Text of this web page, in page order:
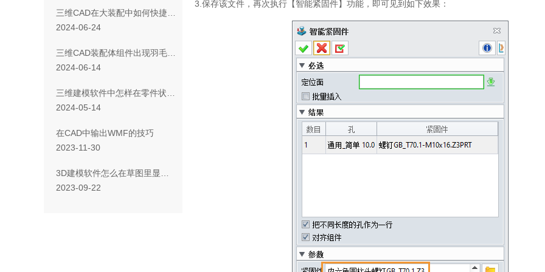
三维CAD在大装配中如何快捷编辑约束？
2024-06-24
三维CAD装配体组件出现羽毛图标并且无法选中对象
2024-06-14
三维建模软件中怎样在零件状态下筛选相同颜色的实体
2024-05-14
在CAD中输出WMF的技巧
2023-11-30
3D建模软件怎么在草图里显示重叠线
2023-09-22
3. 保存该文件，再次执行【智能紧固件】功能，即可见到如下效果：
欢迎来到中望官网
您是否需要学习更多中望3D相关教程